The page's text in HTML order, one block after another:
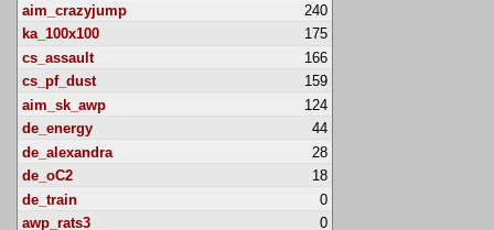
aim_crazyjump
240
ka_100x100
175
cs_assault
166
cs_pf_dust
159
aim_sk_awp
124
de_energy
44
de_alexandra
28
de_oC2
18
de_train
0
awp_rats3
0